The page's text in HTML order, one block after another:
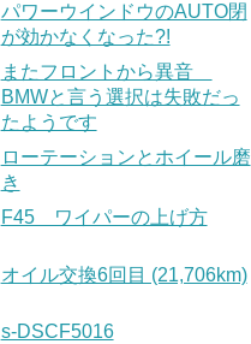
パワーウインドウのAUTO閉
が効かなくなった?!
またフロントから異音
BMWと言う選択は失敗だっ
たようです
ローテーションとホイール磨
き
F45 ワイパーの上げ方
オイル交換6回目 (21,706km)
s-DSCF5016